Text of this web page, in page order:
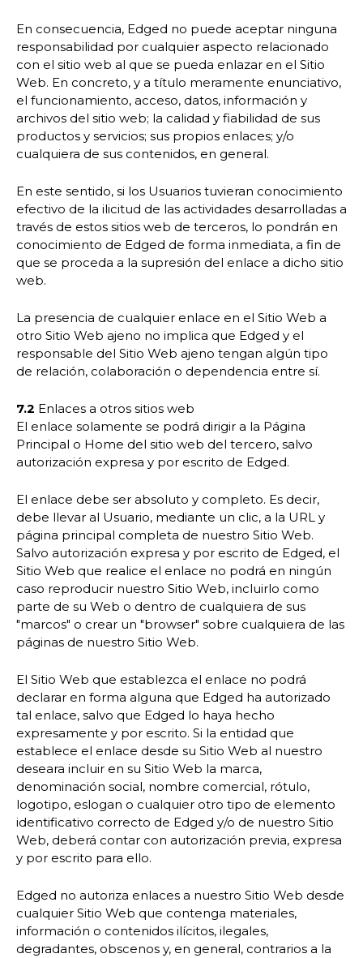
En consecuencia, Edged no puede aceptar ninguna
responsabilidad por cualquier aspecto relacionado
con el sitio web al que se pueda enlazar en el Sitio
Web. En concreto, y a título meramente enunciativo,
el funcionamiento, acceso, datos, información y
archivos del sitio web; la calidad y fiabilidad de sus
productos y servicios; sus propios enlaces; y/o
cualquiera de sus contenidos, en general.
En este sentido, si los Usuarios tuvieran conocimiento
efectivo de la ilicitud de las actividades desarrolladas a
través de estos sitios web de terceros, lo pondrán en
conocimiento de Edged de forma inmediata, a fin de
que se proceda a la supresión del enlace a dicho sitio
web.
La presencia de cualquier enlace en el Sitio Web a
otro Sitio Web ajeno no implica que Edged y el
responsable del Sitio Web ajeno tengan algún tipo
de relación, colaboración o dependencia entre sí.
7.2 Enlaces a otros sitios web
El enlace solamente se podrá dirigir a la Página
Principal o Home del sitio web del tercero, salvo
autorización expresa y por escrito de Edged.
El enlace debe ser absoluto y completo. Es decir,
debe llevar al Usuario, mediante un clic, a la URL y
página principal completa de nuestro Sitio Web.
Salvo autorización expresa y por escrito de Edged, el
Sitio Web que realice el enlace no podrá en ningún
caso reproducir nuestro Sitio Web, incluirlo como
parte de su Web o dentro de cualquiera de sus
"marcos" o crear un "browser" sobre cualquiera de las
páginas de nuestro Sitio Web.
El Sitio Web que establezca el enlace no podrá
declarar en forma alguna que Edged ha autorizado
tal enlace, salvo que Edged lo haya hecho
expresamente y por escrito. Si la entidad que
establece el enlace desde su Sitio Web al nuestro
deseara incluir en su Sitio Web la marca,
denominación social, nombre comercial, rótulo,
logotipo, eslogan o cualquier otro tipo de elemento
identificativo correcto de Edged y/o de nuestro Sitio
Web, deberá contar con autorización previa, expresa
y por escrito para ello.
Edged no autoriza enlaces a nuestro Sitio Web desde
cualquier Sitio Web que contenga materiales,
información o contenidos ilícitos, ilegales,
degradantes, obscenos y, en general, contrarios a la